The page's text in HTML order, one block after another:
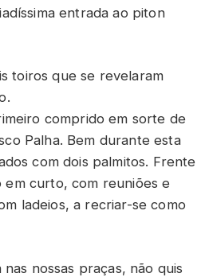
entrada ao piton
toiros que se revelaram
comprido em sorte de
Palha. Bem durante esta
com dois palmitos. Frente
em curto, com reuniões e
ladeios, a recriar-se como
nossas praças, não quis